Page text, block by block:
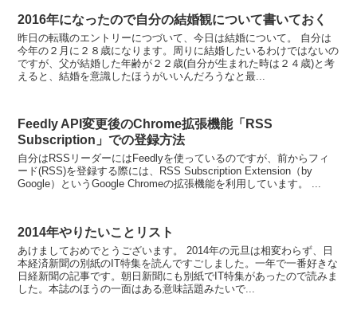
2016年になったので自分の結婚観について書いておく
昨日の転職のエントリーにつづいて、今日は結婚について。 自分は
今年の２月に２８歳になります。周りに結婚したいるわけではないの
ですが、父が結婚した年齢が２２歳(自分が生まれた時は２４歳)と考
えると、結婚を意識したほうがいいんだろうなと最...
Feedly API変更後のChrome拡張機能「RSS
Subscription」での登録方法
自分はRSSリーダーにはFeedlyを使っているのですが、前からフィ
ード(RSS)を登録する際には、RSS Subscription Extension（by
Google）というGoogle Chromeの拡張機能を利用しています。 ...
2014年やりたいことリスト
あけましておめでとうございます。 2014年の元旦は相変わらず、日
本経済新聞の別紙のIT特集を読んですごしました。一年で一番好きな
日経新聞の記事です。朝日新聞にも別紙でIT特集があったので読みま
した。本誌のほうの一面はある意味話題みたいで...